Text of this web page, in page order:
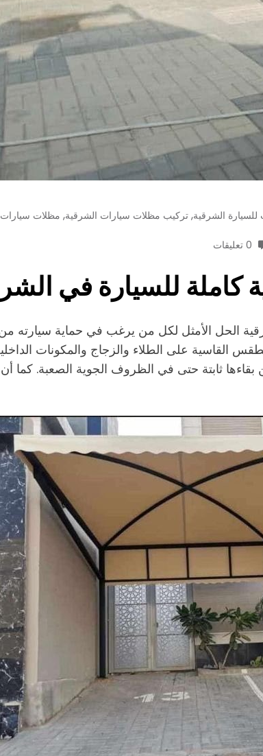
الشرقية, تركيب مظلات سيارات الشرقية, مظلات
0 تعليقات
كاملة للسيارة في
الحل الأمثل لكل من يرغب في حماية سيارته
القاسية على الطلاء والزجاج والمكونات
بقاءها ثابتة حتى في الظروف الجوية الصعبة.